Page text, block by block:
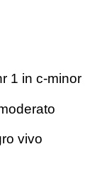
1 in c-minor
vivo